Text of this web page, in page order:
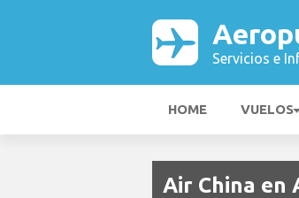
Servicios e
HOME VUELOS
Air China en